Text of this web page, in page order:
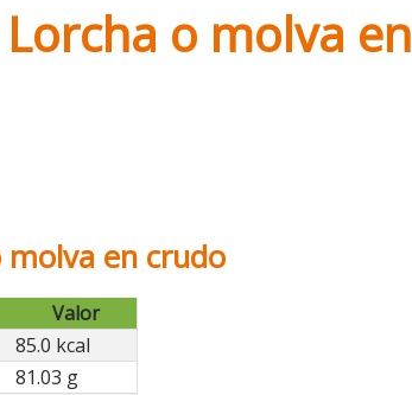
o molva en
molva en crudo
Valor
85.0 kcal
81.03 g